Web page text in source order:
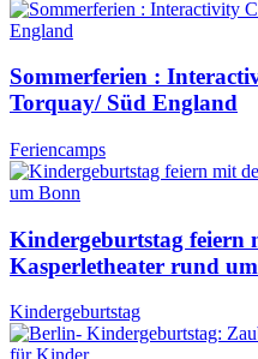
Sommerferien :
Torquay/ Süd England
Feriencamps
Kindergeburtstag feiern
Kasperletheater rund
Kindergeburtstag